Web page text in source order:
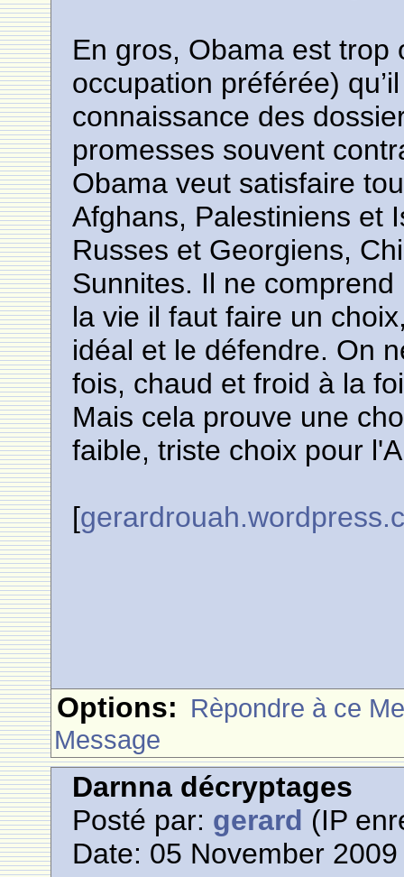
En gros, Obama est trop
occupation préférée)
connaissance des
promesses souvent
Obama veut satisfaire
Afghans, Palestiniens et
Russes et Georgiens,
Sunnites. Il ne
la vie il faut faire un
idéal et le défendre. On
fois, chaud et froid à la
Mais cela prouve une
faible, triste choix pour
[
Options: Rèpondre à ce
Message
Darnna décryptages
Posté par: gerard (IP
Date: 05 November